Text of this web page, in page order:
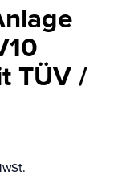
TÜV /